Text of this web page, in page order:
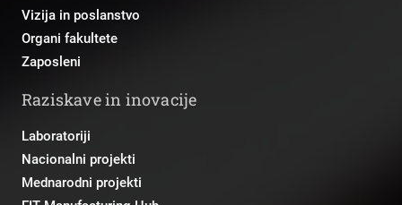
Vizija in poslanstvo
Organi fakultete
Zaposleni
Raziskave in inovacije
Laboratoriji
Nacionalni projekti
Mednarodni projekti